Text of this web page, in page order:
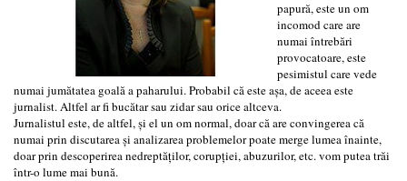
papură, este un om
incomod care are
numai întrebări
provocatoare, este
pesimistul care vede
numai jumătatea goală a paharului. Probabil că este aşa, de aceea este
jurnalist. Altfel ar fi bucătar sau zidar sau orice altceva.
Jurnalistul este, de altfel, şi el un om normal, doar că are convingerea că
numai prin discutarea şi analizarea problemelor poate merge lumea înainte,
doar prin descoperirea nedreptăţilor, corupţiei, abuzurilor, etc. vom putea trăi
într-o lume mai bună.